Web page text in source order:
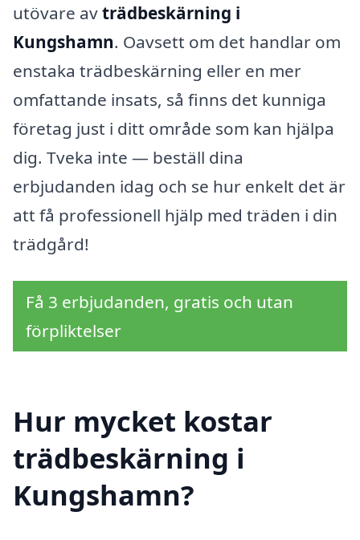
utövare avträdbeskärning i
Kungshamn. Oavsett om det handlar om
enstaka trädbeskärning eller en mer
omfattande insats, så finns det kunniga
företag just i ditt område som kan hjälpa
dig. Tveka inte — beställ dina
erbjudanden idag och se hur enkelt det är
att få professionell hjälp med träden i din
trädgård!
Få 3 erbjudanden, gratis och utan
förpliktelser
Hur mycket kostar
trädbeskärning i
Kungshamn?